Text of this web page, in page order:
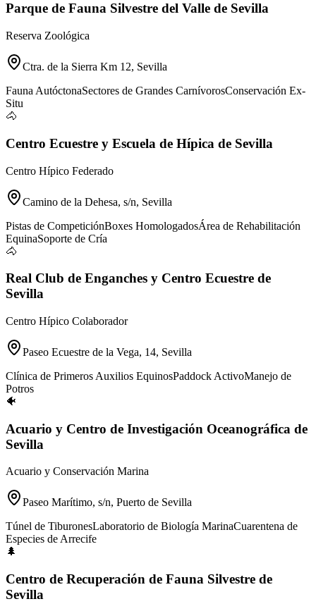
Parque de Fauna Silvestre del Valle de Sevilla
Reserva Zoológica
Ctra. de la Sierra Km 12, Sevilla
Fauna AutóctonaSectores de Grandes CarnívorosConservación Ex-
Situ
🐴
Centro Ecuestre y Escuela de Hípica de Sevilla
Centro Hípico Federado
Camino de la Dehesa, s/n, Sevilla
Pistas de CompeticiónBoxes HomologadosÁrea de Rehabilitación
EquinaSoporte de Cría
🐴
Real Club de Enganches y Centro Ecuestre de
Sevilla
Centro Hípico Colaborador
Paseo Ecuestre de la Vega, 14, Sevilla
Clínica de Primeros Auxilios EquinosPaddock ActivoManejo de
Potros
🐠
Acuario y Centro de Investigación Oceanográfica de
Sevilla
Acuario y Conservación Marina
Paseo Marítimo, s/n, Puerto de Sevilla
Túnel de TiburonesLaboratorio de Biología MarinaCuarentena de
Especies de Arrecife
🌲
Centro de Recuperación de Fauna Silvestre de
Sevilla